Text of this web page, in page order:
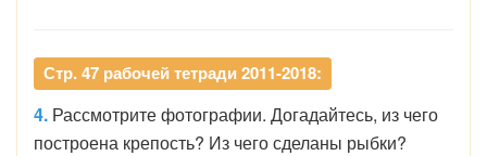
Стр. 47 рабочей тетради 2011-2018:
4. Рассмотрите фотографии. Догадайтесь, из чего
построена крепость? Из чего сделаны рыбки?